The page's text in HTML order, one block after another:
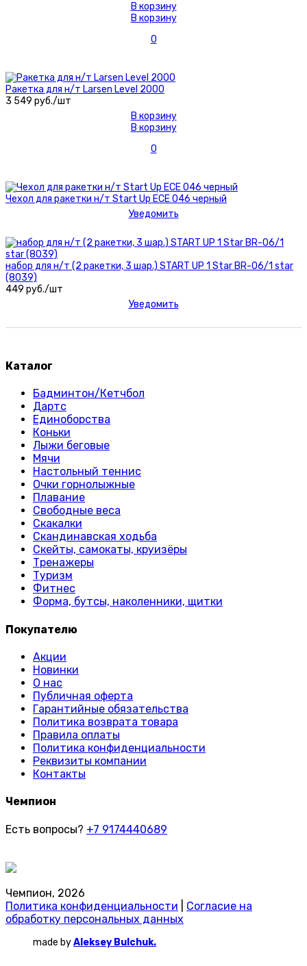
В корзину
В корзину
0
Ракетка для н/т Larsen Level 2000
3 549 руб./шт
В корзину
В корзину
0
Чехол для ракетки н/т Start Up ECE 046 черный
Уведомить
набор для н/т (2 ракетки, 3 шар.) START UP 1 Star BR-06/1 star
(8039)
449 руб./шт
Уведомить
Каталог
Бадминтон/Кетчбол
Дартс
Единоборства
Коньки
Лыжи беговые
Мячи
Настольный теннис
Очки горнолыжные
Плавание
Свободные веса
Скакалки
Скандинавская ходьба
Скейты, самокаты, круизёры
Тренажеры
Туризм
Фитнес
Форма, бутсы, наколенники, щитки
Покупателю
Акции
Новинки
О нас
Публичная оферта
Гарантийные обязательства
Политика возврата товара
Правила оплаты
Политика конфиденциальности
Реквизиты компании
Контакты
Чемпион
Есть вопросы? +7 9174440689
Чемпион, 2026
Политика конфиденциальности
Согласие на
обработку персональных данных
made byAleksey Bulchuk.